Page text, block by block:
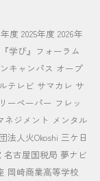
度 2025年度 2026年
学び』フォーラム
キャンパス オープ
テレビ サマカレ サ
ーペーパー フレッ
ネジメント メンタル
法人火Okoshi 三ケ日
名古屋国税局 夢ナビ
岡崎商業高等学校